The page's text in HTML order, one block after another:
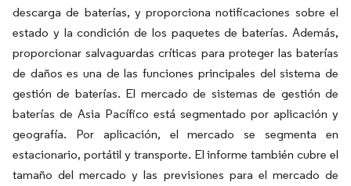
descarga de baterías, y proporciona notificaciones sobre el
estado y la condición de los paquetes de baterías. Además,
proporcionar salvaguardas críticas para proteger las baterías
de daños es una de las funciones principales del sistema de
gestión de baterías. El mercado de sistemas de gestión de
baterías de Asia Pacífico está segmentado por aplicación y
geografía. Por aplicación, el mercado se segmenta en
estacionario, portátil y transporte. El informe también cubre el
tamaño del mercado y las previsiones para el mercado de